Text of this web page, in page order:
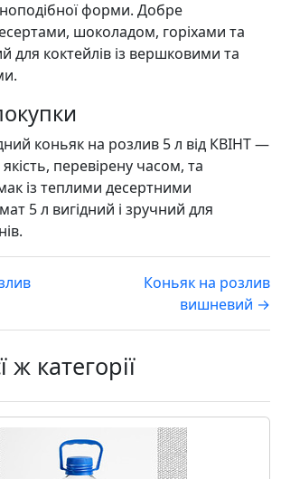
форми. Добре
шоколадом, горіхами та
для коктейлів із вершковими та
коньяк на розлив 5 л від КВІНТ —
перевірену часом, та
із теплими десертними
5 л вигідний і зручний для
Коньяк на розлив
вишневий →
ж категорії